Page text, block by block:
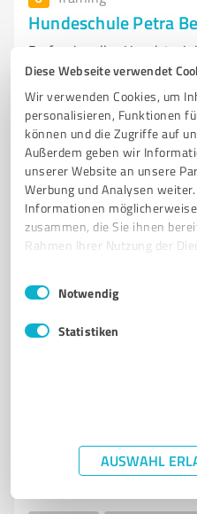
Diese Webseite verwendet
Wir verwenden Cookies, um
personalisieren, Funktionen
können und die Zugriffe auf
Außerdem geben wir
unserer Website an unsere
Werbung und Analysen
Informationen
zusammen, die Sie ihnen
Rahmen Ihrer Nutzung der
Impressum
Einwilligungsauswahl
Notwendig
Statistiken
AUSWAHL
Hundeschule Petra
Professionelles
Hundepension in
HUNDESCHULE HUNDETRAINING
WELPENTRAINING EINZELTRAINING
CLICKERTRAINING
HUNDEVERHALTEN
Hohenhorst 80, 48341
petra-bennemann@t-online.de
57 Bewertungen (1
FITWERK Ochtrup
Modernes Fitnessstudio